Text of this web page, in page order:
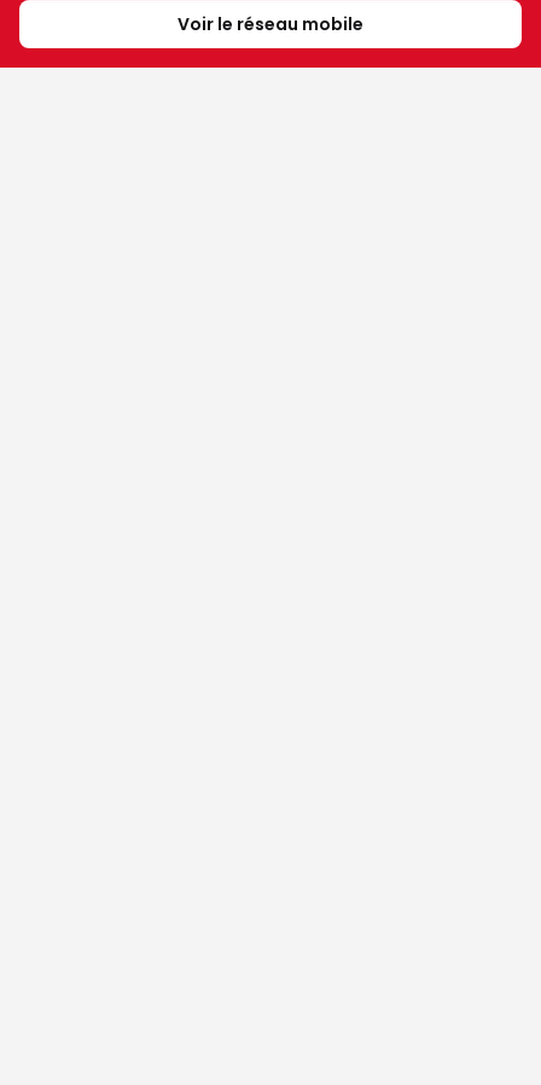
Voir le réseau mobile